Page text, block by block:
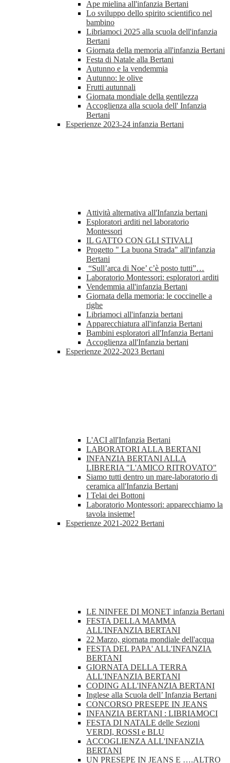
Ape mielina all'infanzia Bertani
Lo sviluppo dello spirito scientifico nel
bambino
Libriamoci 2025 alla scuola dell'infanzia
Bertani
Giornata della memoria all'infanzia Bertani
Festa di Natale alla Bertani
Autunno e la vendemmia
Autunno: le olive
Frutti autunnali
Giornata mondiale della gentilezza
Accoglienza alla scuola dell' Infanzia
Bertani
Esperienze 2023-24 infanzia Bertani
Attività alternativa all'Infanzia bertani
Esploratori arditi nel laboratorio
Montessori
IL GATTO CON GLI STIVALI
Progetto " La buona Strada" all'infanzia
Bertani
“Sull’arca di Noe’ c’è posto tutti”…
Laboratorio Montessori: esploratori arditi
Vendemmia all'infanzia Bertani
Giornata della memoria: le coccinelle a
righe
Libriamoci all'infanzia bertani
Apparecchiatura all'infanzia Bertani
Bambini esploratori all'Infanzia Bertani
Accoglienza all'Infanzia bertani
Esperienze 2022-2023 Bertani
L'ACI all'Infanzia Bertani
LABORATORI ALLA BERTANI
INFANZIA BERTANI ALLA
LIBRERIA "L'AMICO RITROVATO"
Siamo tutti dentro un mare-laboratorio di
ceramica all'Infanzia Bertani
I Telai dei Bottoni
Laboratorio Montessori: apparecchiamo la
tavola insieme!
Esperienze 2021-2022 Bertani
LE NINFEE DI MONET infanzia Bertani
FESTA DELLA MAMMA
ALL'INFANZIA BERTANI
22 Marzo, giornata mondiale dell'acqua
FESTA DEL PAPA' ALL'INFANZIA
BERTANI
GIORNATA DELLA TERRA
ALL'INFANZIA BERTANI
CODING ALL'INFANZIA BERTANI
Inglese alla Scuola dell’ Infanzia Bertani
CONCORSO PRESEPE IN JEANS
INFANZIA BERTANI : LIBRIAMOCI
FESTA DI NATALE delle Sezioni
VERDI, ROSSI e BLU
ACCOGLIENZA ALL'INFANZIA
BERTANI
UN PRESEPE IN JEANS E ….ALTRO